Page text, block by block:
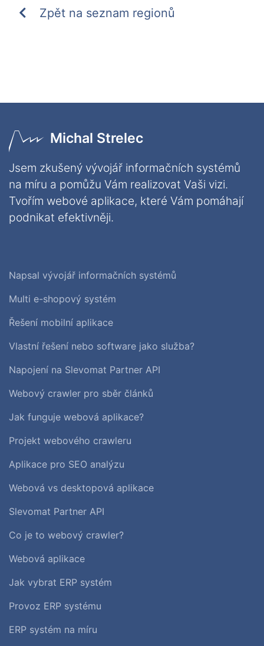
Zpět na seznam regionů
Michal Strelec
Jsem zkušený vývojář informačních systémů
na míru a pomůžu Vám realizovat Vaši vizi.
Tvořím webové aplikace, které Vám pomáhají
podnikat efektivněji.
Napsal vývojář informačních systémů
Multi e-shopový systém
Řešení mobilní aplikace
Vlastní řešení nebo software jako služba?
Napojení na Slevomat Partner API
Webový crawler pro sběr článků
Jak funguje webová aplikace?
Projekt webového crawleru
Aplikace pro SEO analýzu
Webová vs desktopová aplikace
Slevomat Partner API
Co je to webový crawler?
Webová aplikace
Jak vybrat ERP systém
Provoz ERP systému
ERP systém na míru